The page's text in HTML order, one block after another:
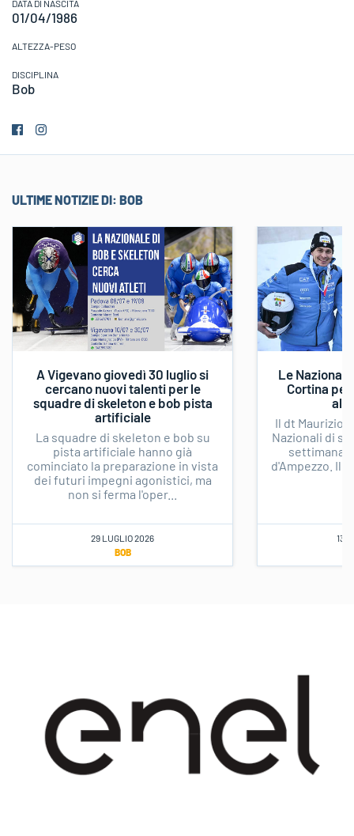
DATA DI NASCITA
01/04/1986
ALTEZZA-PESO
DISCIPLINA
Bob
ULTIME NOTIZIE DI: BOB
A Vigevano giovedì 30 luglio si
cercano nuovi talenti per le
squadre di skeleton e bob pista
artificiale
La squadre di skeleton e bob su
pista artificiale hanno già
cominciato la preparazione in vista
dei futuri impegni agonistici, ma
non si ferma l'oper...
29 LUGLIO 2026
BOB
Le Nazionali
Cortina
Il dt Maurizio
Nazionali di
settimana
d'Ampezzo. Il
13